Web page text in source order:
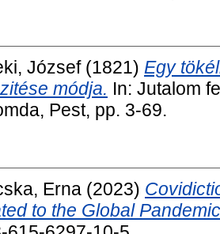
József(1821) Egy
módja. In: Jutalom
Pest, pp. 3-69.
Erna (2023)
to the Global